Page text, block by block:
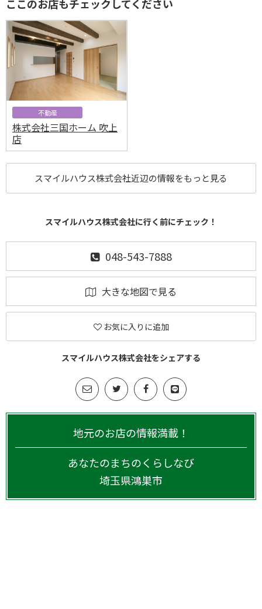
ここのお店もチェックしてください
不動産
株式会社三国ホーム 吹上
店
スマイルハウス株式会社近辺の情報をもっと見る
スマイルハウス株式会社に行く前にチェック！
048-543-7888
大きな地図で見る
お気に入りに追加
スマイルハウス株式会社をシェアする
地元のお店の情報満載！
あなたのまちのくらしなび
埼玉県鴻巣市